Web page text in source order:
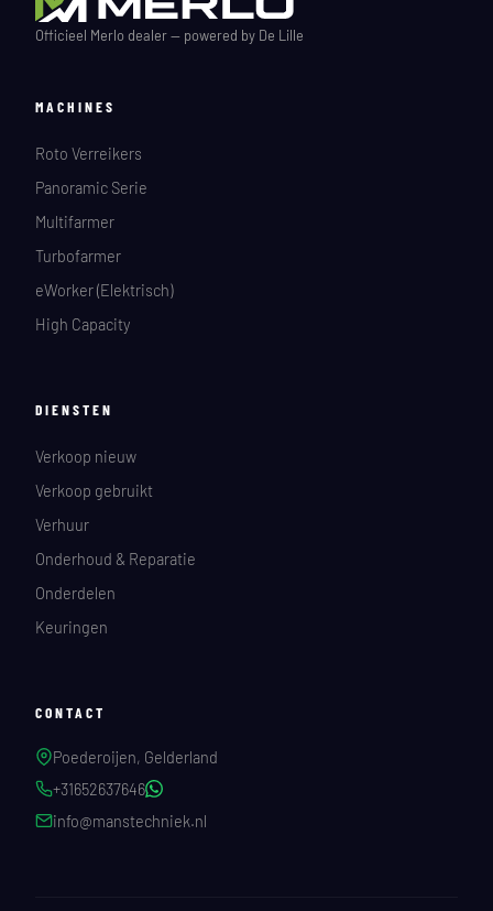
Officieel Merlo dealer — powered by De Lille
MACHINES
Roto Verreikers
Panoramic Serie
Multifarmer
Turbofarmer
eWorker (Elektrisch)
High Capacity
DIENSTEN
Verkoop nieuw
Verkoop gebruikt
Verhuur
Onderhoud & Reparatie
Onderdelen
Keuringen
CONTACT
Poederoijen, Gelderland
+31652637646
info@manstechniek.nl